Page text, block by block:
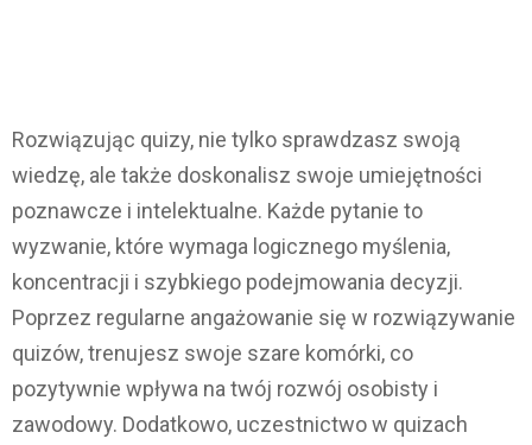
Rozwiązując quizy, nie tylko sprawdzasz swoją
wiedzę, ale także doskonalisz swoje umiejętności
poznawcze i intelektualne. Każde pytanie to
wyzwanie, które wymaga logicznego myślenia,
koncentracji i szybkiego podejmowania decyzji.
Poprzez regularne angażowanie się w rozwiązywanie
quizów, trenujesz swoje szare komórki, co
pozytywnie wpływa na twój rozwój osobisty i
zawodowy. Dodatkowo, uczestnictwo w quizach